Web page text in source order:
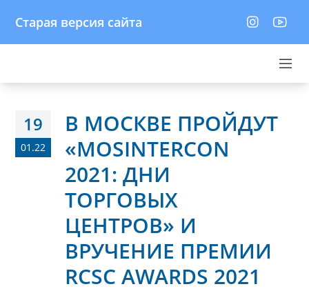
Старая версия сайта
19
01.22
В МОСКВЕ ПРОЙДУТ
«MOSINTERCON
2021: ДНИ
ТОРГОВЫХ
ЦЕНТРОВ» И
ВРУЧЕНИЕ ПРЕМИИ
RCSC AWARDS 2021